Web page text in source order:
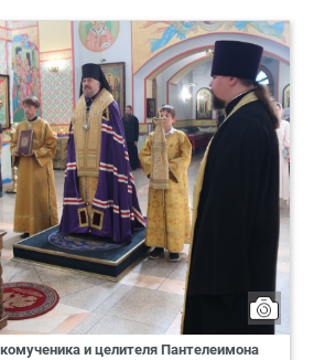
и целителя Пантелеимона